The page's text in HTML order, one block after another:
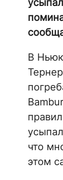
В
что
этом